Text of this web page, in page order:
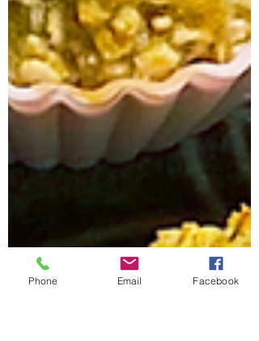
Phone Email Facebook